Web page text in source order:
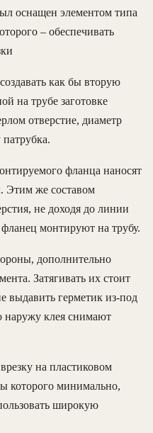
оснащен элементом типа
– обеспечивать
как бы вторую
на трубе заготовке
отверстие, диаметр
патрубка.
фланца наносят
Этим же составом
не доходя до линии
монтируют на трубу.
дополнительно
Затягивать их стоит
выдавить герметик из-под
наружу клея снимают
на пластиковом
которого минимально,
широкую